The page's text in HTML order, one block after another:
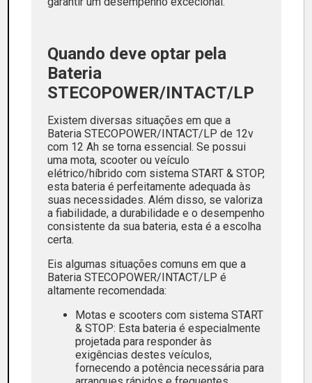
Quando deve optar pela
Bateria
STECOPOWER/INTACT/LP
Existem diversas situações em que a
Bateria STECOPOWER/INTACT/LP de 12v
com 12 Ah se torna essencial. Se possui
uma mota, scooter ou veículo
elétrico/híbrido com sistema START & STOP,
esta bateria é perfeitamente adequada às
suas necessidades. Além disso, se valoriza
a fiabilidade, a durabilidade e o desempenho
consistente da sua bateria, esta é a escolha
certa.
Eis algumas situações comuns em que a
Bateria STECOPOWER/INTACT/LP é
altamente recomendada:
Motas e scooters com sistema START
& STOP: Esta bateria é especialmente
projetada para responder às
exigências destes veículos,
fornecendo a potência necessária para